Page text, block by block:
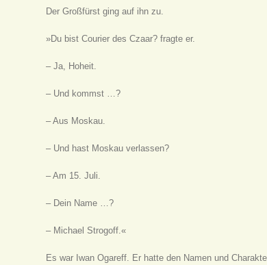
Der Großfürst ging auf ihn zu.
»Du bist Courier des Czaar? fragte er.
– Ja, Hoheit.
– Und kommst …?
– Aus Moskau.
– Und hast Moskau verlassen?
– Am 15. Juli.
– Dein Name …?
– Michael Strogoff.«
Es war Iwan Ogareff. Er hatte den Namen und